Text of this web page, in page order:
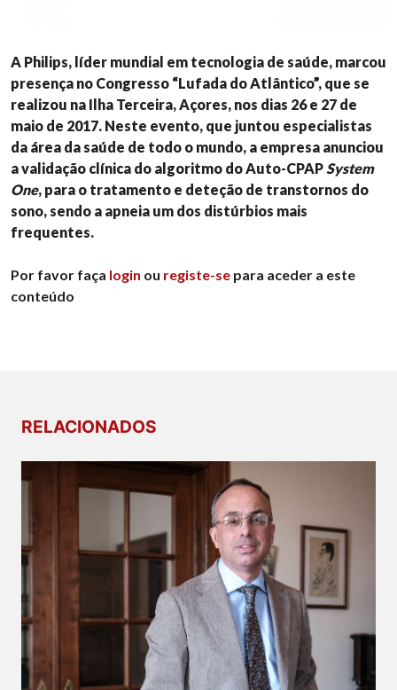
A Philips, líder mundial em tecnologia de saúde, marcou
presença no Congresso “Lufada do Atlântico”, que se
realizou na Ilha Terceira, Açores, nos dias 26 e 27 de
maio de 2017. Neste evento, que juntou especialistas
da área da saúde de todo o mundo, a empresa anunciou
a validação clínica do algoritmo do Auto-CPAPSystem
One, para o tratamento e deteção de transtornos do
sono, sendo a apneia um dos distúrbios mais
frequentes.
Por favor faça login ou registe-se para aceder a este
conteúdo
RELACIONADOS